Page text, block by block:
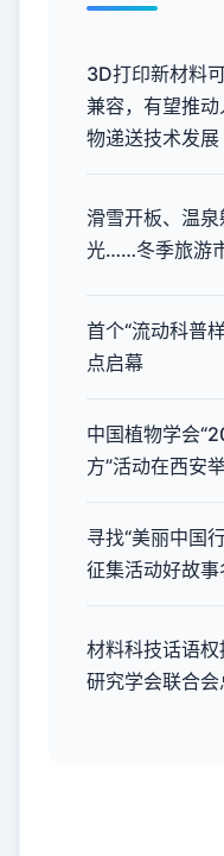
3D打印新材料
兼容，有望推
物递送技术发展
滑雪开板、温
光……冬季旅游市
首个“流动科普
点启幕
中国植物学会
方”活动在西安
寻找“美丽中国
征集活动好故
材料科技话语
研究学会联合